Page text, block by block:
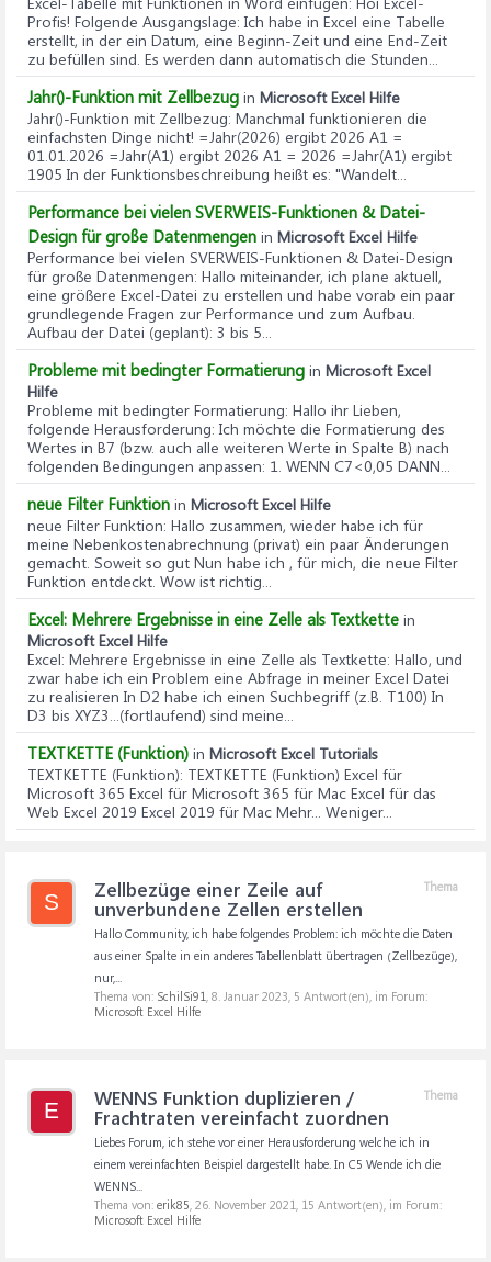
Profis! Folgende Ausgangslage: Ich habe in Excel eine Tabelle
erstellt, in der ein Datum, eine Beginn-Zeit und eine End-Zeit
zu befüllen sind. Es werden dann automatisch die Stunden...
Jahr()-Funktion mit Zellbezug in Microsoft Excel Hilfe
Jahr()-Funktion mit Zellbezug: Manchmal funktionieren die
einfachsten Dinge nicht! =Jahr(2026) ergibt 2026 A1 =
01.01.2026 =Jahr(A1) ergibt 2026 A1 = 2026 =Jahr(A1) ergibt
1905 In der Funktionsbeschreibung heißt es: "Wandelt...
Performance bei vielen SVERWEIS-Funktionen & Datei-
Design für große Datenmengen in Microsoft Excel Hilfe
Performance bei vielen SVERWEIS-Funktionen & Datei-Design
für große Datenmengen: Hallo miteinander, ich plane aktuell,
eine größere Excel-Datei zu erstellen und habe vorab ein paar
grundlegende Fragen zur Performance und zum Aufbau.
Aufbau der Datei (geplant): 3 bis 5...
Probleme mit bedingter Formatierung in Microsoft Excel
Hilfe
Probleme mit bedingter Formatierung: Hallo ihr Lieben,
folgende Herausforderung: Ich möchte die Formatierung des
Wertes in B7 (bzw. auch alle weiteren Werte in Spalte B) nach
folgenden Bedingungen anpassen: 1. WENN C7<0,05 DANN...
neue Filter Funktion in Microsoft Excel Hilfe
neue Filter Funktion: Hallo zusammen, wieder habe ich für
meine Nebenkostenabrechnung (privat) ein paar Änderungen
gemacht. Soweit so gut Nun habe ich , für mich, die neue Filter
Funktion entdeckt. Wow ist richtig...
Excel: Mehrere Ergebnisse in eine Zelle als Textkette in
Microsoft Excel Hilfe
Excel: Mehrere Ergebnisse in eine Zelle als Textkette: Hallo, und
zwar habe ich ein Problem eine Abfrage in meiner Excel Datei
zu realisieren In D2 habe ich einen Suchbegriff (z.B. T100) In
D3 bis XYZ3...(fortlaufend) sind meine...
TEXTKETTE (Funktion) in Microsoft Excel Tutorials
TEXTKETTE (Funktion): TEXTKETTE (Funktion) Excel für
Microsoft 365 Excel für Microsoft 365 für Mac Excel für das
Web Excel 2019 Excel 2019 für Mac Mehr... Weniger...
S
Thema
Zellbezüge einer Zeile auf
unverbundene Zellen erstellen
Hallo Community, ich habe folgendes Problem: ich möchte die Daten
aus einer Spalte in ein anderes Tabellenblatt übertragen (Zellbezüge),
nur,...
Thema von: SchilSi91, 8. Januar 2023, 5 Antwort(en), im Forum:
Microsoft Excel Hilfe
E
Thema
WENNS Funktion duplizieren /
Frachtraten vereinfacht zuordnen
Liebes Forum, ich stehe vor einer Herausforderung welche ich in
einem vereinfachten Beispiel dargestellt habe. In C5 Wende ich die
WENNS...
Thema von: erik85, 26. November 2021, 15 Antwort(en), im Forum:
Microsoft Excel Hilfe